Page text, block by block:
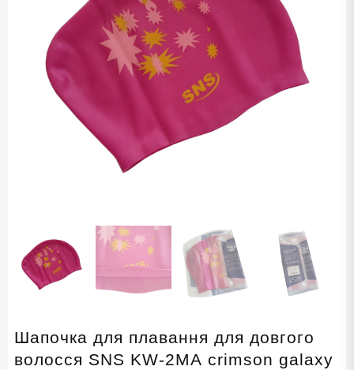
Шапочка для плавання для довгого
волосся SNS KW-2МА crimson galaxy